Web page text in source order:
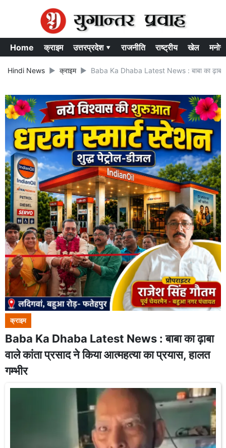
Home क्राइम उत्तरप्रदेश ▾ राजनीति राष्ट्रीय खेल
Hindi News क्राइम Baba Ka Dhaba Latest News : बाबा का ढ़ाबा
क्राइम
Baba Ka Dhaba Latest News : बाबा का ढ़ाबा
वाले कांता प्रसाद ने किया आत्महत्या का प्रयास, हालत
गम्भीर